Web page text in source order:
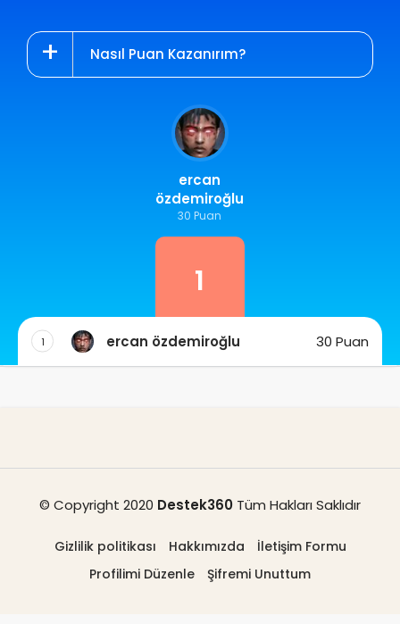
Nasıl Puan Kazanırım?
ercan
özdemiroğlu
30 Puan
1
1 ercan özdemiroğlu 30 Puan
© Copyright 2020 Destek360 Tüm Hakları Saklıdır
Gizlilik politikası Hakkımızda
İletişim Formu
Profilimi Düzenle
Şifremi Unuttum